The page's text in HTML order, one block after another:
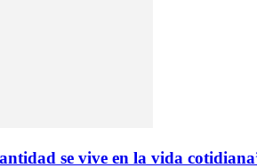
se vive en la vida